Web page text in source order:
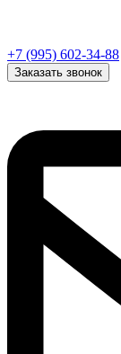
+7 (995) 602-34-88
Заказать звонок